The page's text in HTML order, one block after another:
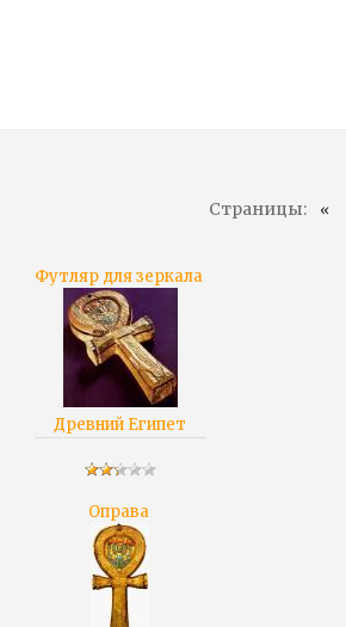
Страницы: «
Футляр для зеркала
Древний Египет
Оправа